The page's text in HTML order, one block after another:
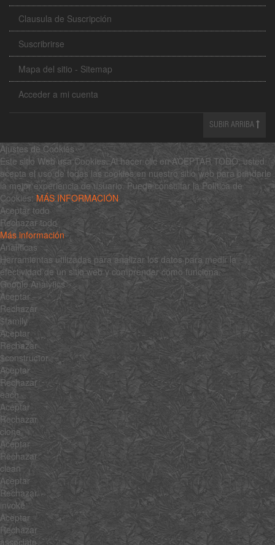
Clausula de Suscripción
Suscribrirse
Mapa del sitio - Sitemap
Acceder a mi cuenta
SUBIR ARRIBA
Ajustes de Cookies
Este sitio Web usa Cookies. Al hacer clic en ACEPTAR TODO, usted
acepta el uso de todas las cookies en nuestro sitio web para brindarle
la mejor experiencia de usuario. Puede consultar la Política de
Cookies: MÁS INFORMACIÓN
Aceptar todo
Rechazar todo
Más información
Analíticas
Herramientas utilizadas para analizar los datos para medir la
efectividad de un sitio web y comprender cómo funciona.
Google Analytics
Aceptar
Rechazar
$family
Aceptar
Rechazar
$constructor
Aceptar
Rechazar
each
Aceptar
Rechazar
clone
Aceptar
Rechazar
clean
Aceptar
Rechazar
invoke
Aceptar
Rechazar
associate